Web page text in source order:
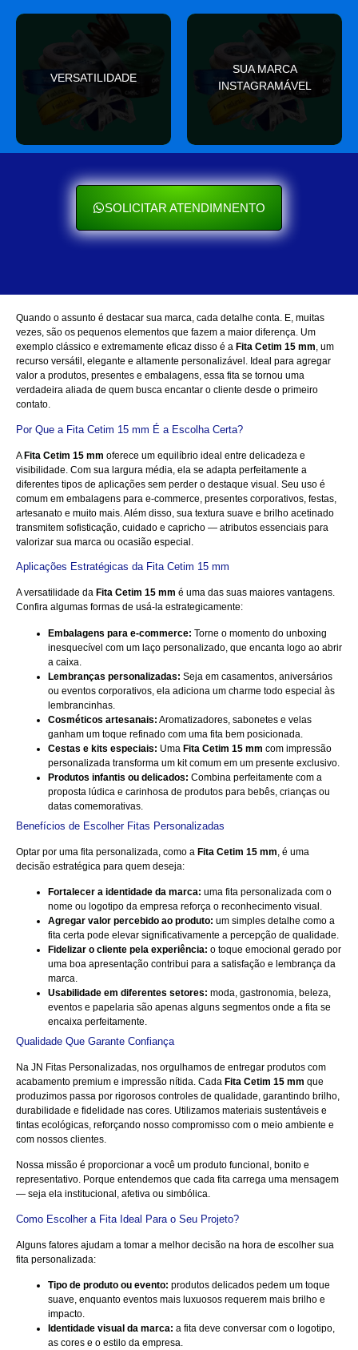
VERSATILIDADE
Se encaixa em qualquer
ocasião e sempre agrega
valor
SUA MARCA
INSTAGRAMÁVEL
Seu cliente ama mostrar
nas redes sociais
SOLICITAR ATENDIMNENTO
Quando o assunto é destacar sua marca, cada detalhe conta. E, muitas
vezes, são os pequenos elementos que fazem a maior diferença. Um
exemplo clássico e extremamente eficaz disso é a Fita Cetim 15 mm, um
recurso versátil, elegante e altamente personalizável. Ideal para agregar
valor a produtos, presentes e embalagens, essa fita se tornou uma
verdadeira aliada de quem busca encantar o cliente desde o primeiro
contato.
Por Que a Fita Cetim 15 mm É a Escolha Certa?
AFita Cetim 15 mm oferece um equilíbrio ideal entre delicadeza e
visibilidade. Com sua largura média, ela se adapta perfeitamente a
diferentes tipos de aplicações sem perder o destaque visual. Seu uso é
comum em embalagens para e-commerce, presentes corporativos, festas,
artesanato e muito mais. Além disso, sua textura suave e brilho acetinado
transmitem sofisticação, cuidado e capricho — atributos essenciais para
valorizar sua marca ou ocasião especial.
Aplicações Estratégicas da Fita Cetim 15 mm
A versatilidade da Fita Cetim 15 mm é uma das suas maiores vantagens.
Confira algumas formas de usá-la estrategicamente:
Embalagens para e-commerce: Torne o momento do unboxing
inesquecível com um laço personalizado, que encanta logo ao abrir
a caixa.
Lembranças personalizadas: Seja em casamentos, aniversários
ou eventos corporativos, ela adiciona um charme todo especial às
lembrancinhas.
Cosméticos artesanais: Aromatizadores, sabonetes e velas
ganham um toque refinado com uma fita bem posicionada.
Cestas e kits especiais: Uma Fita Cetim 15 mm com impressão
personalizada transforma um kit comum em um presente exclusivo.
Produtos infantis ou delicados: Combina perfeitamente com a
proposta lúdica e carinhosa de produtos para bebês, crianças ou
datas comemorativas.
Benefícios de Escolher Fitas Personalizadas
Optar por uma fita personalizada, como a Fita Cetim 15 mm , é uma
decisão estratégica para quem deseja:
Fortalecer a identidade da marca: uma fita personalizada com o
nome ou logotipo da empresa reforça o reconhecimento visual.
Agregar valor percebido ao produto: um simples detalhe como a
fita certa pode elevar significativamente a percepção de qualidade.
Fidelizar o cliente pela experiência: o toque emocional gerado por
uma boa apresentação contribui para a satisfação e lembrança da
marca.
Usabilidade em diferentes setores: moda, gastronomia, beleza,
eventos e papelaria são apenas alguns segmentos onde a fita se
encaixa perfeitamente.
Qualidade Que Garante Confiança
Na JN Fitas Personalizadas, nos orgulhamos de entregar produtos com
acabamento premium e impressão nítida. Cada Fita Cetim 15 mm que
produzimos passa por rigorosos controles de qualidade, garantindo brilho,
durabilidade e fidelidade nas cores. Utilizamos materiais sustentáveis e
tintas ecológicas, reforçando nosso compromisso com o meio ambiente e
com nossos clientes.
Nossa missão é proporcionar a você um produto funcional, bonito e
representativo. Porque entendemos que cada fita carrega uma mensagem
— seja ela institucional, afetiva ou simbólica.
Como Escolher a Fita Ideal Para o Seu Projeto?
Alguns fatores ajudam a tomar a melhor decisão na hora de escolher sua
fita personalizada:
Tipo de produto ou evento: produtos delicados pedem um toque
suave, enquanto eventos mais luxuosos requerem mais brilho e
impacto.
Identidade visual da marca: a fita deve conversar com o logotipo,
as cores e o estilo da empresa.